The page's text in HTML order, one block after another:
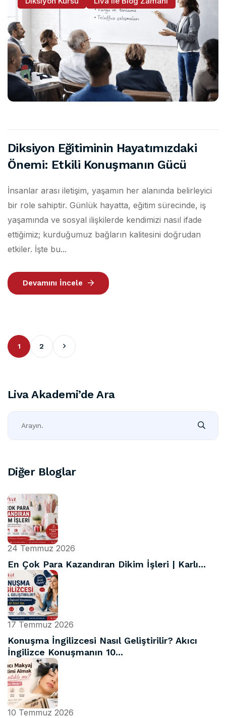
Diksiyon Eğitiminin Hayatımızdaki
Önemi: Etkili Konuşmanın Gücü
İnsanlar arası iletişim, yaşamın her alanında belirleyici
bir role sahiptir. Günlük hayatta, eğitim sürecinde, iş
yaşamında ve sosyal ilişkilerde kendimizi nasıl ifade
ettiğimiz; kurduğumuz bağların kalitesini doğrudan
etkiler. İşte bu...
Devamını İncele
1 2
Liva Akademi’de Ara
Diğer Bloglar
24 Temmuz 2026
En Çok Para Kazandıran Dikim İşleri | Karlı...
17 Temmuz 2026
Konuşma İngilizcesi Nasıl Geliştirilir? Akıcı
İngilizce Konuşmanın 10...
10 Temmuz 2026